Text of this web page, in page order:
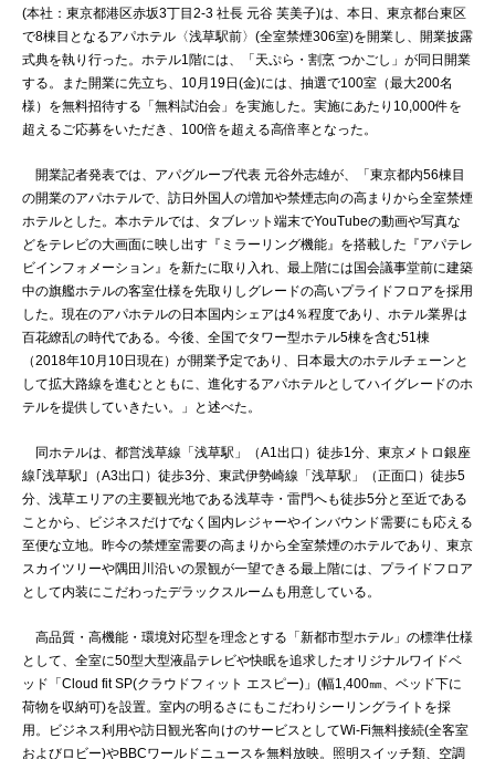
(本社：東京都港区赤坂3丁目2‐3 社長 元谷 芙美子)は、本日、東京都台東区
で8棟目となるアパホテル〈浅草駅前〉(全室禁煙306室)を開業し、開業披露
式典を執り行った。ホテル1階には、「天ぷら・割烹 つかごし」が同日開業
する。また開業に先立ち、10月19日(金)には、抽選で100室（最大200名
様）を無料招待する「無料試泊会」を実施した。実施にあたり10,000件を
超えるご応募をいただき、100倍を超える高倍率となった。
開業記者発表では、アパグループ代表 元谷外志雄が、「東京都内56棟目
の開業のアパホテルで、訪日外国人の増加や禁煙志向の高まりから全室禁煙
ホテルとした。本ホテルでは、タブレット端末でYouTubeの動画や写真な
どをテレビの大画面に映し出す『ミラーリング機能』を搭載した『アパテレ
ビインフォメーション』を新たに取り入れ、最上階には国会議事堂前に建築
中の旗艦ホテルの客室仕様を先取りしグレードの高いプライドフロアを採用
した。現在のアパホテルの日本国内シェアは4％程度であり、ホテル業界は
百花繚乱の時代である。今後、全国でタワー型ホテル5棟を含む51棟
（2018年10月10日現在）が開業予定であり、日本最大のホテルチェーンと
して拡大路線を進むとともに、進化するアパホテルとしてハイグレードのホ
テルを提供していきたい。」と述べた。
同ホテルは、都営浅草線「浅草駅」（A1出口）徒歩1分、東京メトロ銀座
線｢浅草駅｣（A3出口）徒歩3分、東武伊勢崎線「浅草駅」（正面口）徒歩5
分、浅草エリアの主要観光地である浅草寺・雷門へも徒歩5分と至近である
ことから、ビジネスだけでなく国内レジャーやインバウンド需要にも応える
至便な立地。昨今の禁煙室需要の高まりから全室禁煙のホテルであり、東京
スカイツリーや隅田川沿いの景観が一望できる最上階には、プライドフロア
として内装にこだわったデラックスルームも用意している。
高品質・高機能・環境対応型を理念とする「新都市型ホテル」の標準仕様
として、全室に50型大型液晶テレビや快眠を追求したオリジナルワイドベ
ッド「Cloud fit SP(クラウドフィット エスピー)」(幅1,400㎜、ベッド下に
荷物を収納可)を設置。室内の明るさにもこだわりシーリングライトを採
用。ビジネス利用や訪日観光客向けのサービスとしてWi-Fi無料接続(全客室
およびロビー)やBBCワールドニュースを無料放映。照明スイッチ類、空調